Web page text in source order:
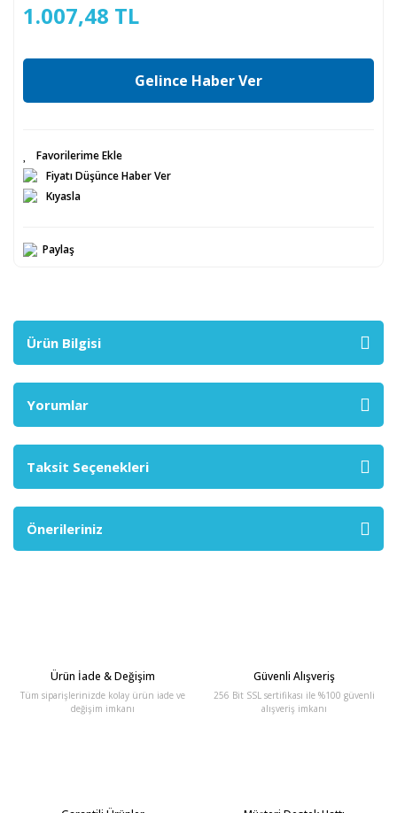
1.007,48 TL
Gelince Haber Ver
Fiyatı Düşünce Haber Ver
Kıyasla
Paylaş
Ürün Bilgisi
Yorumlar
Taksit Seçenekleri
Önerileriniz
Ürün İade & Değişim
Tüm siparişlerinizde kolay ürün iade ve
değişim imkanı
Güvenli Alışveriş
256 Bit SSL sertifikası ile %100 güvenli
alışveriş imkanı